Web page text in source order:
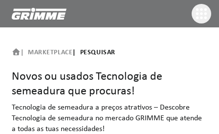
MARKETPLACE PESQUISAR
Novos ou usados Tecnologia de
semeadura que procuras!
Tecnologia de semeadura a preços atrativos – Descobre
Tecnologia de semeadura no mercado GRIMME que atende
a todas as tuas necessidades!